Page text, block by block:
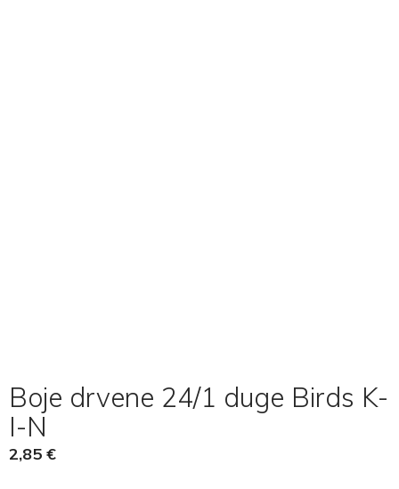
Boje drvene 24/1 duge Birds K-
I-N
2,85 €